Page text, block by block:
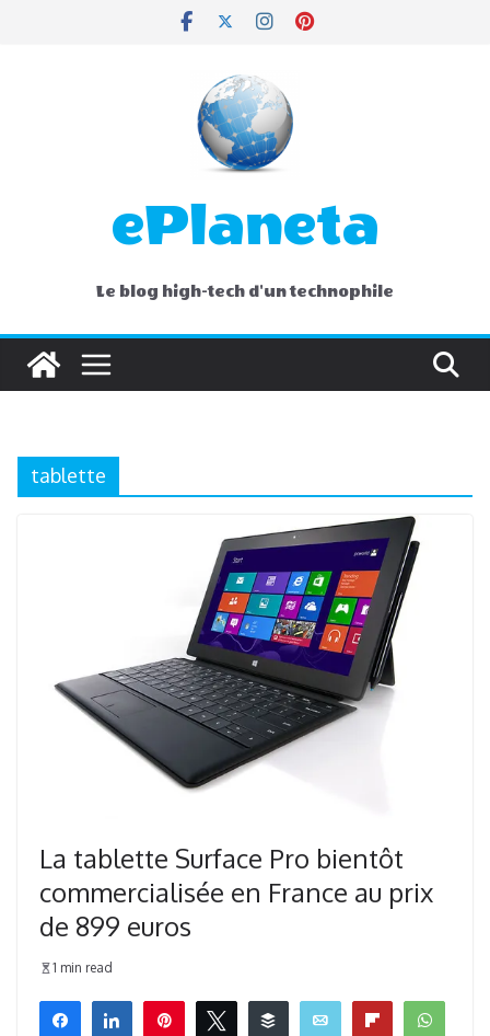
ePlaneta
Le blog high-tech d'un technophile
tablette
La tablette Surface Pro bientôt
commercialisée en France au prix
de 899 euros
1 min read
Partagez Partagez Épingle Tweetez Buffer Email Flip